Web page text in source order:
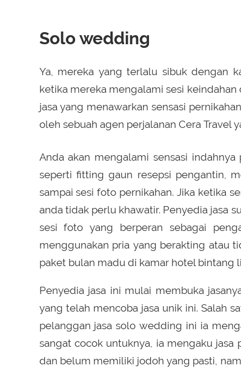
Solo wedding
Ya, mereka yang terlalu sibuk dengan
ketika mereka mengalami sesi keindahan
jasa yang menawarkan sensasi
oleh sebuah agen perjalanan Cera Travel
Anda akan mengalami sensasi
seperti fitting gaun resepsi pengantin,
sampai sesi foto pernikahan. Jika ketika
anda tidak perlu khawatir. Penyedia jasa
sesi foto yang berperan sebagai
menggunakan pria yang berakting atau
paket bulan madu di kamar hotel bintang
Penyedia jasa ini mulai membuka
yang telah mencoba jasa unik ini. Salah
pelanggan jasa solo wedding ini ia
sangat cocok untuknya, ia mengaku
dan belum memiliki jodoh yang pasti,